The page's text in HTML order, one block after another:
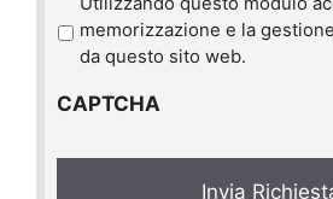
r
a
y
memorizzazione e la
da questo sito web.
CAPTCHA